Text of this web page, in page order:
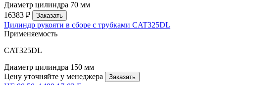
Диаметр цилиндра 70 мм
16383 ₽
Заказать
Цилиндр рукояти в сборе с трубками CAT325DL
Применяемость
CAT325DL
Диаметр цилиндра 150 мм
Цену уточняйте у менеджера
Заказать